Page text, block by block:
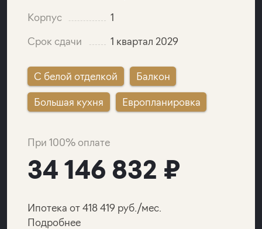
Корпус
1
Срок сдачи
1 квартал 2029
C белой отделкой Балкон
Большая кухня Европланировка
При 100% оплате
34 146 832 ₽
Ипотека от 418 419 руб./мес.
Подробнее